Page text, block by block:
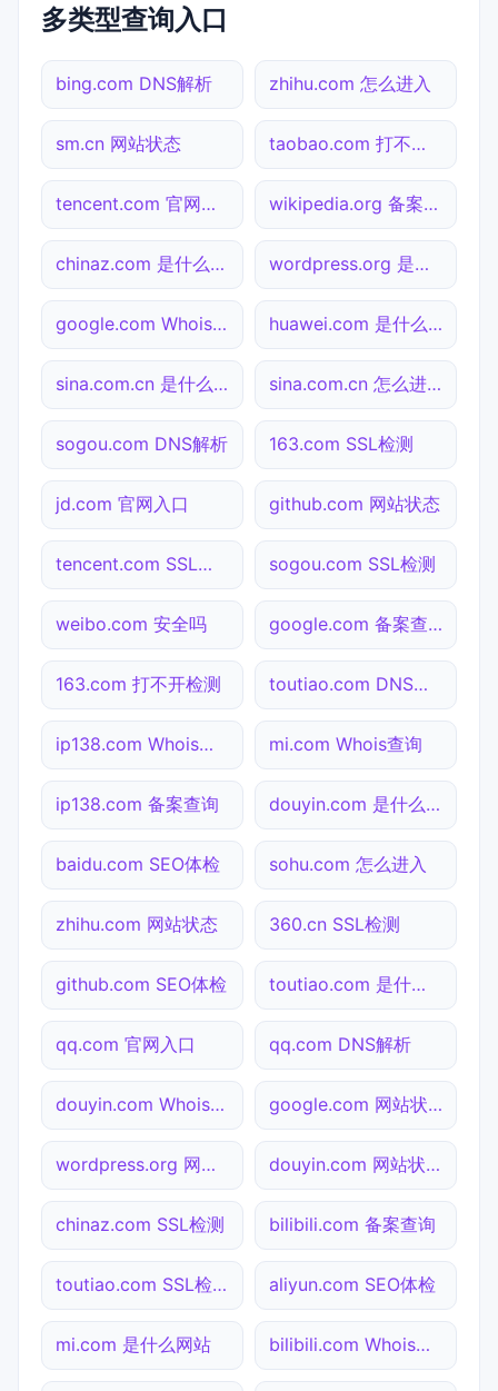
多类型查询入口
bing.com DNS解析 zhihu.com 怎么进入
sm.cn 网站状态 taobao.com 打不开检测
tencent.com 官网入口 wikipedia.org 备案查询
chinaz.com 是什么网站 wordpress.org 是什么网站
google.com Whois查询 huawei.com 是什么网站
sina.com.cn 是什么网站 sina.com.cn 怎么进入
sogou.com DNS解析 163.com SSL检测
jd.com 官网入口 github.com 网站状态
tencent.com SSL检测 sogou.com SSL检测
weibo.com 安全吗 google.com 备案查询
163.com 打不开检测 toutiao.com DNS解析
ip138.com Whois查询 mi.com Whois查询
ip138.com 备案查询 douyin.com 是什么网站
baidu.com SEO体检 sohu.com 怎么进入
zhihu.com 网站状态 360.cn SSL检测
github.com SEO体检 toutiao.com 是什么网站
qq.com 官网入口 qq.com DNS解析
douyin.com Whois查询 google.com 网站状态
wordpress.org 网站状态 douyin.com 网站状态
chinaz.com SSL检测 bilibili.com 备案查询
toutiao.com SSL检测 aliyun.com SEO体检
mi.com 是什么网站 bilibili.com Whois查询